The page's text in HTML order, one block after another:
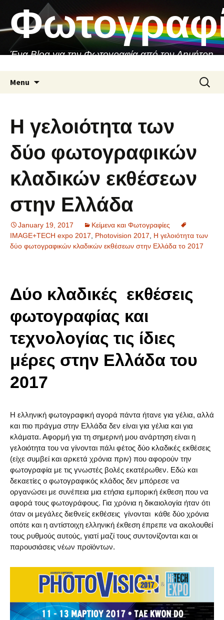
content
Ένα Blog για την Φωτογραφία από τον Δημήτρη
Menu
Search
for:
Η γελοιότητα των
δύο φωτογραφικών
κλαδικών εκθέσεων
στην Ελλάδα
January 19, 2017
Κείμενα και Φωτογραφίες
IMAGE+TECH expo 2017
Photovision 2017
Η γελοιότητα των
δύο φωτογραφικών κλαδικών εκθέσεων στην Ελλάδα το 2017
Δύο κλαδικές εκθέσεις
φωτογραφίας και
τεχνολογίας τις ίδιες
μέρες στην Ελλάδα του
2017
Η ελληνική φωτογραφική αγορά πάντα ήτανε για γέλια, αλλά
και πιο πράγμα στην Ελλάδα δεν είναι για γέλια και για
κλάματα. Αφορμή για τη σημερινή μου ανάρτηση είναι η
γελοιότητα του να γίνονται πάλι φέτος δύο κλαδικές εκθέσεις
(είχε συμβεί και αρκετά χρόνια πριν) που αφορούν την
φωτογραφία με τις γνωστές βολές εκατέρωθεν. Εδώ και
δεκαετίες ο φωτογραφικός κλάδος δεν μπόρεσε να
οργανώσει με συνέπεια μια ετήσια εμπορική έκθεση που να
αφορά τους φωτογράφους. Για χρόνια η δικαιολογία ήταν ότι
όταν οι μεγάλες διεθνείς εκθέσεις γίνονται κάθε δύο χρόνια
οπότε και η αντίστοιχη ελληνική έκθεση έπρεπε να ακολουθεί
τους ρυθμούς αυτούς, γιατί μαζί τους συντονίζονται και οι
παρουσιάσεις νέων προϊόντων.